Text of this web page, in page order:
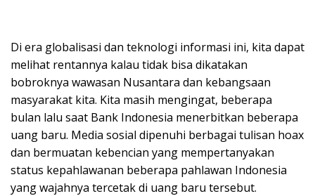
Di era globalisasi dan teknologi informasi ini, kita dapat
melihat rentannya kalau tidak bisa dikatakan
bobroknya wawasan Nusantara dan kebangsaan
masyarakat kita. Kita masih mengingat, beberapa
bulan lalu saat Bank Indonesia menerbitkan beberapa
uang baru. Media sosial dipenuhi berbagai tulisan hoax
dan bermuatan kebencian yang mempertanyakan
status kepahlawanan beberapa pahlawan Indonesia
yang wajahnya tercetak di uang baru tersebut.